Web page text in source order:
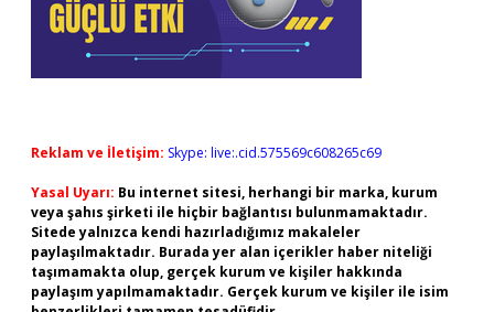
Reklam ve İletişim: Skype: live:.cid.575569c608265c69
Yasal Uyarı: Bu internet sitesi, herhangi bir marka, kurum
veya şahıs şirketi ile hiçbir bağlantısı bulunmamaktadır.
Sitede yalnızca kendi hazırladığımız makaleler
paylaşılmaktadır. Burada yer alan içerikler haber niteliği
taşımamakta olup, gerçek kurum ve kişiler hakkında
paylaşım yapılmamaktadır. Gerçek kurum ve kişiler ile isim